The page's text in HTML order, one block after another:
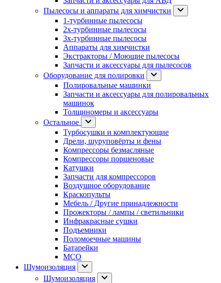
Пылесосы и аппараты для химчистки
1-турбинные пылесосы
2х-турбинные пылесосы
3х-турбинные пылесосы
Аппараты для химчистки
Экстракторы / Моющие пылесосы
Запчасти и аксессуары для пылесосов
Оборудование для полировки
Полировальные машинки
Запчасти и аксессуары для полировальных
машинок
Толщиномеры и аксессуары
Остальное
Турбосушки и комплектующие
Дрели, шуруповёрты и фены
Компрессоры безмасляные
Компрессоры поршеновые
Катушки
Запчасти для компрессоров
Воздушное оборудование
Краскопульты
Мебель / Другие принадлежности
Прожекторы / лампы / светильники
Инфракрасные сушки
Подъемники
Поломоечные машины
Батарейки
МСО
Шумоизоляция
Шумоизоляция